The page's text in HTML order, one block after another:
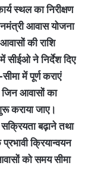
स्थल का निरीक्षण
आवास योजना
की राशि
सीईओ ने निर्देश दिए
में पूर्ण कराएं
जिन आवासों का
कराया जाए।
बढ़ाने तथा
क्रियान्वयन
को समय सीमा